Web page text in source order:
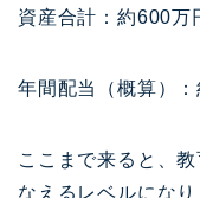
資産合計：約600万
年間配当（概算）：
ここまで来ると、
なえるレベルになり